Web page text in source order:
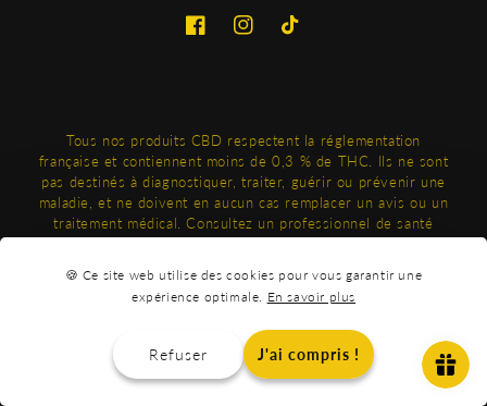
🍪 Ce site web utilise des cookies pour vous garantir une
expérience optimale. En savoir plus
Refuser J'ai compris !
FacebookInstagramTikTok
Tous nos produits CBD respectent la réglementation
française et contiennent moins de 0,3 % de THC. Ils ne sont
pas destinés à diagnostiquer, traiter, guérir ou prévenir une
maladie, et ne doivent en aucun cas remplacer un avis ou un
traitement médical. Consultez un professionnel de santé
adultes.
paiement
© 2026, OXYG'N®.